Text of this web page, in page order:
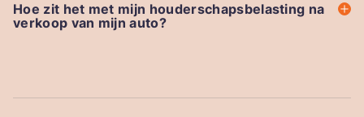
Hoe zit het met mijn houderschapsbelasting na
verkoop van mijn auto?